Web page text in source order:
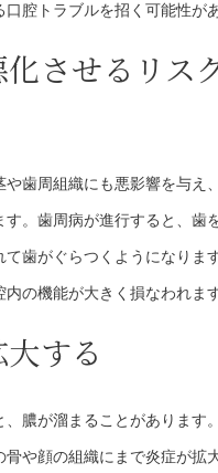
腔トラブルを招く可能性が
させるリス
歯周組織にも悪影響を与え
す。歯周病が進行すると、歯
て歯がぐらつくようになりま
の機能が大きく損なわれます
する
、膿が溜まることがあります
骨や顔の組織にまで炎症が拡